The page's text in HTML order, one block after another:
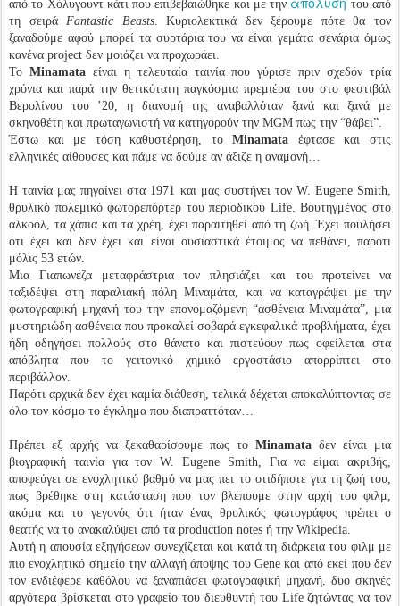
από το Χόλυγουντ κάτι που επιβεβαιώθηκε και με την
του από
τη σειράFantastic Beasts. Κυριολεκτικά δεν ξέρουμε πότε θα τον
ξαναδούμε αφού μπορεί τα συρτάρια του να είναι γεμάτα σενάρια όμως
κανένα project δεν μοιάζει να προχωράει.
Το Minamata είναι η τελευταία ταινία που γύρισε πριν σχεδόν τρία
χρόνια και παρά την θετικότατη παγκόσμια πρεμιέρα του στο φεστιβάλ
Βερολίνου του ’20, η διανομή της αναβαλλόταν ξανά και ξανά με
σκηνοθέτη και πρωταγωνιστή να κατηγορούν την MGM πως την “θάβει”.
Έστω και με τόση καθυστέρηση, τοMinamata έφτασε και στις
ελληνικές αίθουσες και πάμε να δούμε αν άξιζε η αναμονή…
Η ταινία μας πηγαίνει στα 1971 και μας συστήνει τον W. Eugene Smith,
θρυλικό πολεμικό φωτορεπόρτερ του περιοδικού Life. Βουτηγμένος στο
αλκοόλ, τα χάπια και τα χρέη, έχει παραιτηθεί από τη ζωή. Έχει πουλήσει
ότι έχει και δεν έχει και είναι ουσιαστικά έτοιμος να πεθάνει, παρότι
μόλις 53 ετών.
Μια Γιαπωνέζα μεταφράστρια τον πλησιάζει και του προτείνει να
ταξιδέψει στη παραλιακή πόλη Μιναμάτα, και να καταγράψει με την
φωτογραφική μηχανή του την επονομαζόμενη “ασθένεια Μιναμάτα”, μια
μυστηριώδη ασθένεια που προκαλεί σοβαρά εγκεφαλικά προβλήματα, έχει
ήδη οδηγήσει πολλούς στο θάνατο και πιστεύουν πως οφείλεται στα
απόβλητα που το γειτονικό χημικό εργοστάσιο απορρίπτει στο
περιβάλλον.
Παρότι αρχικά δεν έχει καμία διάθεση, τελικά δέχεται αποκαλύπτοντας σε
όλο τον κόσμο το έγκλημα που διαπραττόταν…
Πρέπει εξ αρχής να ξεκαθαρίσουμε πως το Minamata δεν είναι μια
βιογραφική ταινία για τον W. Eugene Smith, Για να είμαι ακριβής,
αποφεύγει σε ενοχλητικό βαθμό να μας πει το οτιδήποτε για τη ζωή του,
πως βρέθηκε στη κατάσταση που τον βλέπουμε στην αρχή του φιλμ,
ακόμα και το γεγονός ότι ήταν ένας θρυλικός φωτογράφος πρέπει ο
θεατής να το ανακαλύψει από τα production notes ή την Wikipedia.
Αυτή η απουσία εξηγήσεων συνεχίζεται και κατά τη διάρκεια του φιλμ με
πιο ενοχλητικό σημείο την αλλαγή άποψης του Gene και από εκεί που δεν
τον ενδιέφερε καθόλου να ξαναπιάσει φωτογραφική μηχανή, δυο σκηνές
αργότερα βρίσκεται στο γραφείο του διευθυντή του Life ζητώντας να τον